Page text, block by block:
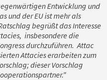
Entwicklung und
und der EU ist mehr als
begrüßt das Interesse
insbesondere die
durchzuführen. Attac
Attacies erarbeiten zum
dieser Vorschlag